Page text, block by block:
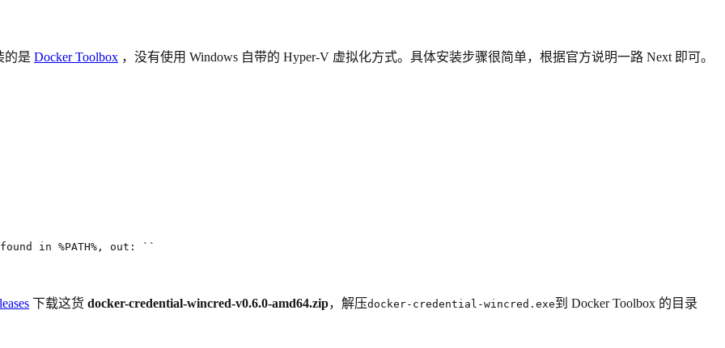
的是 Docker Toolbox ，没有使用 Windows 自带的 Hyper-V 虚拟化方式。具体安装步骤很简单，根据官方说明一路 Next 即可。
in %PATH%, out: ``
下载这货 docker-credential-wincred-v0.6.0-amd64.zip，解压docker-credential-wincred.exe到 Docker Toolbox 的目录